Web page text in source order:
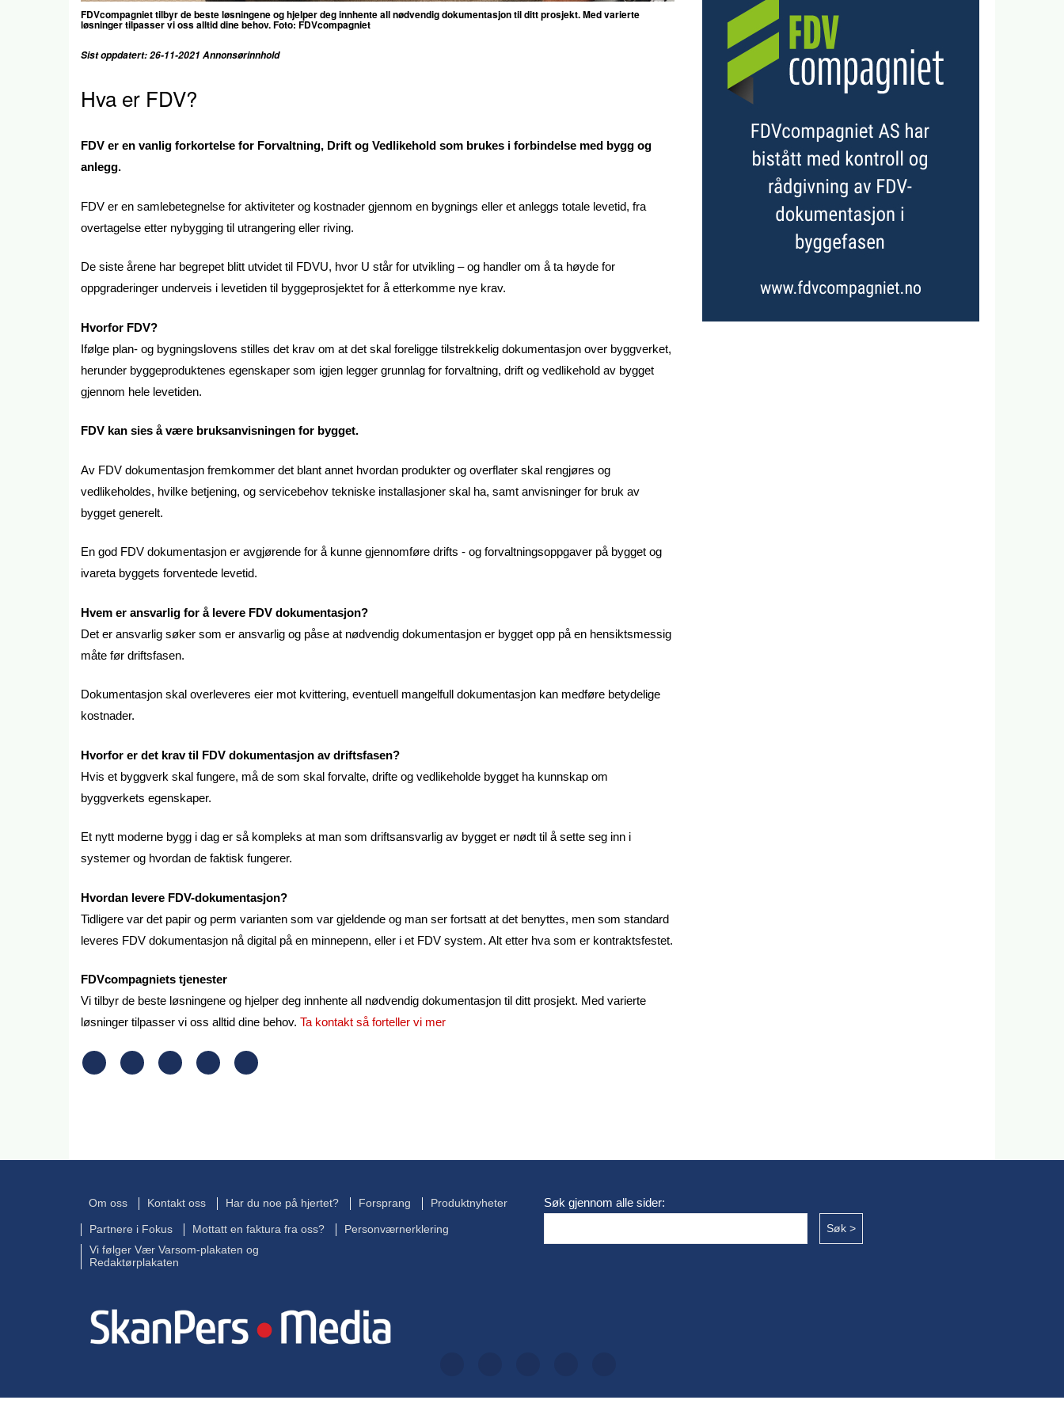
FDVcompagniettilbyr de beste løsningene og hjelper deg innhente all nødvendig dokumentasjon til ditt prosjekt. Med varierte
løsninger tilpasser vi oss alltid dine behov. Foto: FDVcompagniet
Sist oppdatert: 26-11-2021 Annonsørinnhold
Hva er FDV?
FDV er en vanlig forkortelse for Forvaltning, Drift og Vedlikehold som brukes i forbindelse med bygg og
anlegg.
FDV er en samlebetegnelse for aktiviteter og kostnader gjennom en bygnings eller et anleggs totale levetid, fra
overtagelse etter nybygging til utrangering eller riving.
De siste årene har begrepet blitt utvidet til FDVU, hvor U står for utvikling – og handler om å ta høyde for
oppgraderinger underveis i levetiden til byggeprosjektet for å etterkomme nye krav.
Hvorfor FDV?
Ifølge plan- og bygningslovens stilles det krav om at det skal foreligge tilstrekkelig dokumentasjon over byggverket,
herunder byggeproduktenes egenskaper som igjen legger grunnlag for forvaltning, drift og vedlikehold av bygget
gjennom hele levetiden.
FDV kan sies å være bruksanvisningen for bygget.
Av FDV dokumentasjon fremkommer det blant annet hvordan produkter og overflater skal rengjøres og
vedlikeholdes, hvilke betjening, og servicebehov tekniske installasjoner skal ha, samt anvisninger for bruk av
bygget generelt.
En god FDV dokumentasjon er avgjørende for å kunne gjennomføre drifts - og forvaltningsoppgaver på bygget og
ivareta byggets forventede levetid.
Hvem er ansvarlig for å levere FDV dokumentasjon?
Det er ansvarlig søker som er ansvarlig og påse at nødvendig dokumentasjon er bygget opp på en hensiktsmessig
måte før driftsfasen.
Dokumentasjon skal overleveres eier mot kvittering, eventuell mangelfull dokumentasjon kan medføre betydelige
kostnader.
Hvorfor er det krav til FDV dokumentasjon av driftsfasen?
Hvis et byggverk skal fungere, må de som skal forvalte, drifte og vedlikeholde bygget ha kunnskap om
byggverkets egenskaper.
Et nytt moderne bygg i dag er så kompleks at man som driftsansvarlig av bygget er nødt til å sette seg inn i
systemer og hvordan de faktisk fungerer.
Hvordan levere FDV-dokumentasjon?
Tidligere var det papir og perm varianten som var gjeldende og man ser fortsatt at det benyttes, men som standard
leveres FDV dokumentasjon nå digital på en minnepenn, eller i et FDV system. Alt etter hva som er kontraktsfestet.
FDVcompagniets tjenester
Vi tilbyr de beste løsningene og hjelper deg innhente all nødvendig dokumentasjon til ditt prosjekt. Med varierte
løsninger tilpasser vi oss alltid dine behov. Ta kontakt så forteller vi mer
Om oss Kontakt oss Har du noe på hjertet? Forsprang Produktnyheter
Partnere i Fokus Mottatt en faktura fra oss?
Personværnerklering
Vi følger Vær Varsom-plakaten og
Redaktørplakaten
Søk gjennom alle sider: